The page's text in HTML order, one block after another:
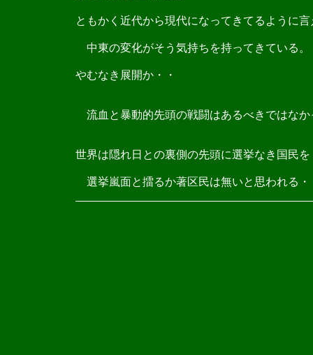
ともかく近代から現代になってきてるように
中東の変化がそう気持ちを持ってきている。
やむなき展開か・・
流血と暴動的先頭の戦闘はあるべきではなか
世界は隠れ日との裏側の先頭に選挙なき国民を
選挙嵐面と擂るか著区民は無いと思われる・